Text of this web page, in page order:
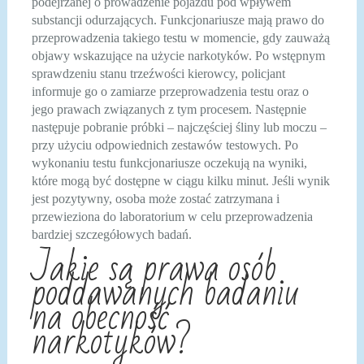
substancji odurzających. Funkcjonariusze mają prawo do
przeprowadzenia takiego testu w momencie, gdy zauważą
objawy wskazujące na użycie narkotyków. Po wstępnym
sprawdzeniu stanu trzeźwości kierowcy, policjant
informuje go o zamiarze przeprowadzenia testu oraz o
jego prawach związanych z tym procesem. Następnie
następuje pobranie próbki – najczęściej śliny lub moczu –
przy użyciu odpowiednich zestawów testowych. Po
wykonaniu testu funkcjonariusze oczekują na wyniki,
które mogą być dostępne w ciągu kilku minut. Jeśli wynik
jest pozytywny, osoba może zostać zatrzymana i
przewieziona do laboratorium w celu przeprowadzenia
bardziej szczegółowych badań.
Jakie są prawa osób
poddawanych badaniu
na obecność
narkotyków?